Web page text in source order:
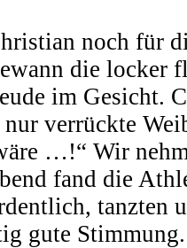
noch für
die locker
im Gesicht.
verrückte
…!“ Wir
fand die
tanzten
gute